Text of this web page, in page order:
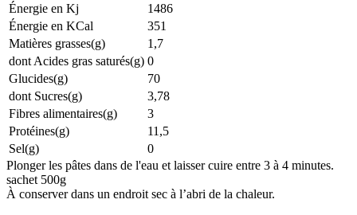
Énergie en Kj
1486
Énergie en KCal
351
Matières grasses(g)
1,7
dont Acides gras saturés(g) 0
Glucides(g)
70
dont Sucres(g)
3,78
Fibres alimentaires(g)
3
Protéines(g)
11,5
Sel(g)
0
Plonger les pâtes dans de l'eau et laisser cuire entre 3 à 4 minutes.
sachet 500g
À conserver dans un endroit sec à l’abri de la chaleur.